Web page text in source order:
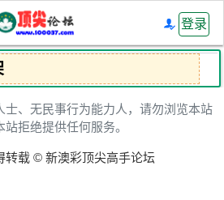
登录
士、无民事行为能力人，请勿浏览本站
站拒绝提供任何服务。
转载 © 新澳彩顶尖高手论坛